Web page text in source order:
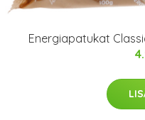
Energiapatukat